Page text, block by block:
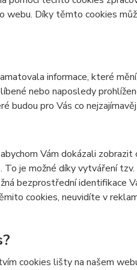
webu. Díky těmto cookies
informace, které
nebo naposledy
budou pro Vás co
Vám dokázali
je možné díky vytváření
bezprostřední identifikace
cookies, neuvidíte v
cookies lišty na našem